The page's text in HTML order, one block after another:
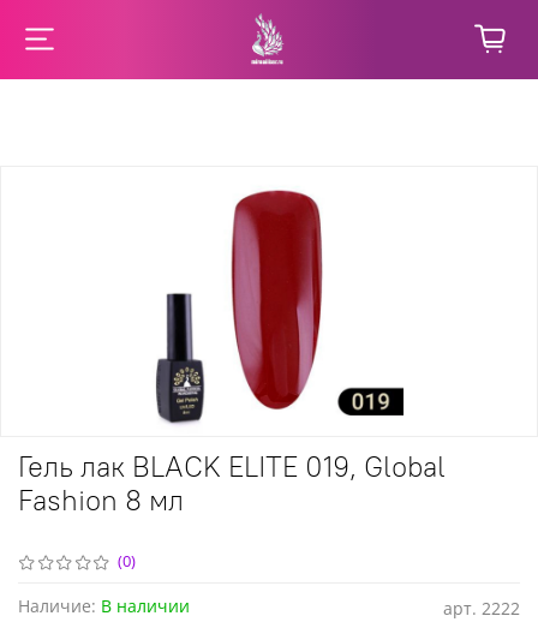
(0)
арт. 2222
Наличие: В наличии
Гель лак BLACK ELITE 019, Global
Fashion 8 мл